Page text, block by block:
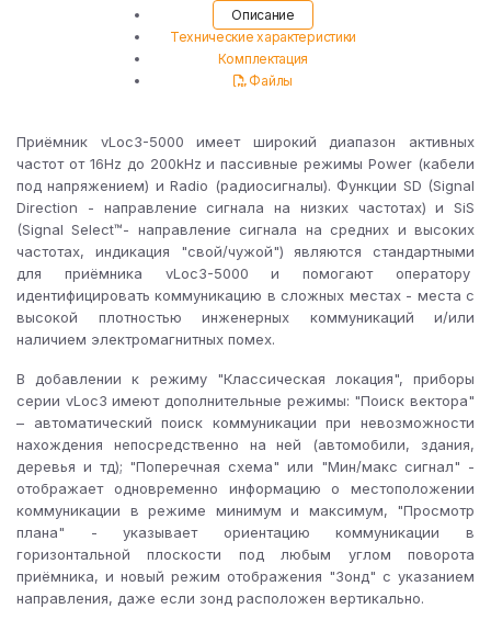
Описание
Технические характеристики
Комплектация
Файлы
Приёмник vLoc3-5000 имеет широкий диапазон активных
частот от 16Hz до 200kHz и пассивные режимы Power (кабели
под напряжением) и Radio (радиосигналы). Функции SD (Signal
Direction - направление сигнала на низких частотах) и SiS
(Signal Select™- направление сигнала на средних и высоких
частотах, индикация "свой/чужой") являются стандартными
для приёмника vLoc3-5000 и помогают оператору
идентифицировать коммуникацию в сложных местах - места с
высокой плотностью инженерных коммуникаций и/или
наличием электромагнитных помех.
В добавлении к режиму "Классическая локация", приборы
серии vLoc3 имеют дополнительные режимы: "Поиск вектора"
– автоматический поиск коммуникации при невозможности
нахождения непосредственно на ней (автомобили, здания,
деревья и тд); "Поперечная схема" или "Мин/макс сигнал" -
отображает одновременно информацию о местоположении
коммуникации в режиме минимум и максимум, "Просмотр
плана" - указывает ориентацию коммуникации в
горизонтальной плоскости под любым углом поворота
приёмника, и новый режим отображения "Зонд" с указанием
направления, даже если зонд расположен вертикально.